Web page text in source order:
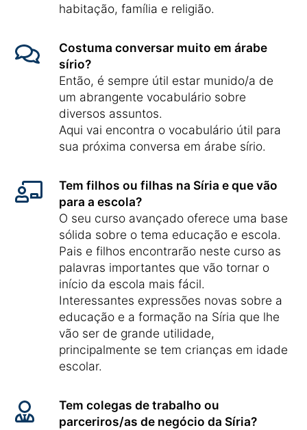
habitação, família e religião.
Costuma conversar muito em árabe
sírio?
Então, é sempre útil estar munido/a de
um abrangente vocabulário sobre
diversos assuntos.
Aqui vai encontra o vocabulário útil para
sua próxima conversa em árabe sírio.
Tem filhos ou filhas na Síria e que vão
para a escola?
O seu curso avançado oferece uma base
sólida sobre o tema educação e escola.
Pais e filhos encontrarão neste curso as
palavras importantes que vão tornar o
início da escola mais fácil.
Interessantes expressões novas sobre a
educação e a formação na Síria que lhe
vão ser de grande utilidade,
principalmente se tem crianças em idade
escolar.
Tem colegas de trabalho ou
parceriros/as de negócio da Síria?